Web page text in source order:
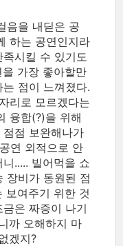
음을 내딛은 공
하는 공연인지라
시킬 수 있기도
가장 좋아할만
점이 느껴졌다.
리로 모르겠다는
융합(?)을 위해
점 보완해나가
연 외적으로 안
..... 빌어먹을 쇼
장비가 동원된 점
보여주기 위한 것
은 짜증이 나기
까 오해하지 마
겠지?